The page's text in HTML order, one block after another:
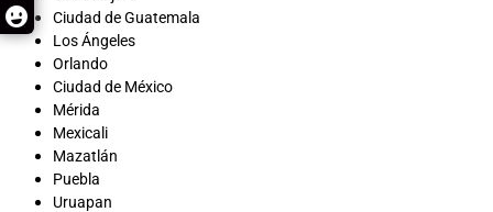
Ciudad de Guatemala
Los Ángeles
Orlando
Ciudad de México
Mérida
Mexicali
Mazatlán
Puebla
Uruapan